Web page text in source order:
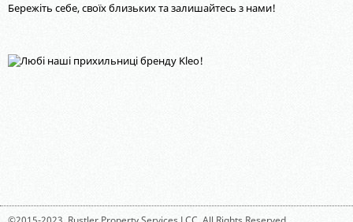
Бережіть себе, своїх близьких та залишайтесь з нами!